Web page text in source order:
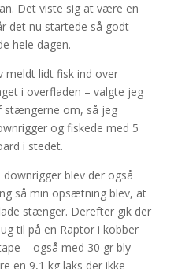
Det viste sig at være en
det nu startede så godt
hele dagen.
meldt lidt fisk ind over
i overfladen – valgte jeg
stængerne om, så jeg
og fiskede med 5
i stedet.
blev der også
så min opsætning blev, at
stænger. Derefter gik der
til på en Raptor i kobber
– også med 30 gr bly
en 9,1 kg laks der ikke